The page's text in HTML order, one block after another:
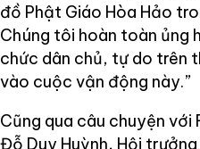
đồ Phật Giáo Hòa Hảo
Chúng tôi hoàn toàn ủng
chức dân chủ, tự do trên
vào cuộc vận động này.”
Cũng qua câu chuyện với
Đỗ Duy Huỳnh, Hội